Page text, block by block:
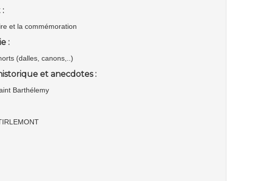
:
et la commémoration
:
(dalles, canons,..)
et anecdotes :
Barthélemy